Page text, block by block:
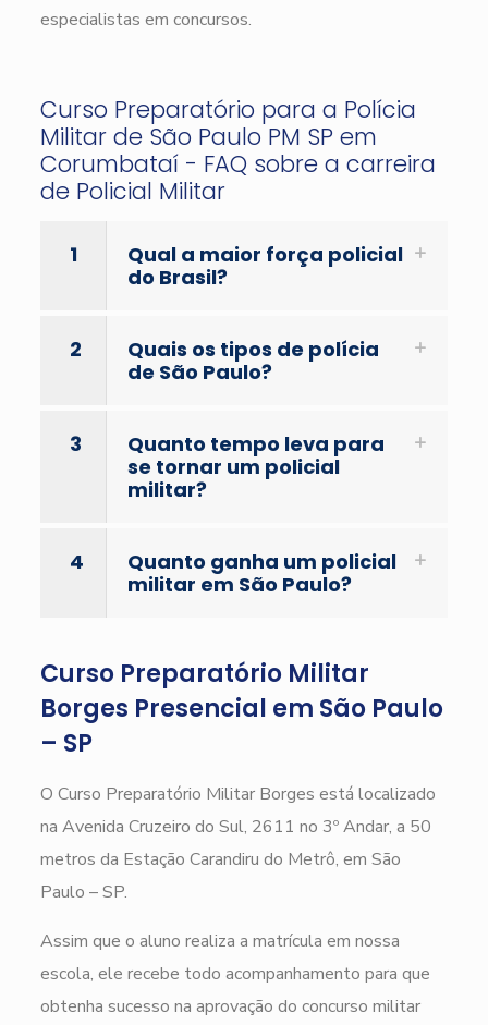
especialistas em concursos.
Curso Preparatório para a Polícia
Militar de São Paulo PM SP em
Corumbataí - FAQ sobre a carreira
de Policial Militar
1
Qual a maior força policial
do Brasil?
2
Quais os tipos de polícia
de São Paulo?
3
Quanto tempo leva para
se tornar um policial
militar?
4
Quanto ganha um policial
militar em São Paulo?
Curso Preparatório Militar
Borges Presencial em São Paulo
– SP
O Curso Preparatório Militar Borges está localizado
na Avenida Cruzeiro do Sul, 2611 no 3º Andar, a 50
metros da Estação Carandiru do Metrô, em São
Paulo – SP.
Assim que o aluno realiza a matrícula em nossa
escola, ele recebe todo acompanhamento para que
obtenha sucesso na aprovação do concurso militar